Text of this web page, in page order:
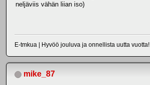
neljäviis vähän liian iso)
E-tmkua | Hyvöö jouluva ja onnellista uutta vuotta!
mike_87